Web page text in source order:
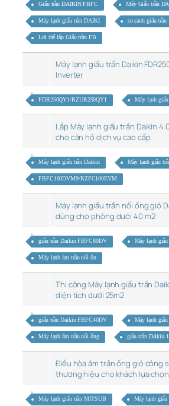
Giấu trần DAIKIN FBFC Máy Giấu trần
Máy lạnh giấu trần DAIKI so sánh giấu
Lợi thế lắp Giấu trần FB
Máy lạnh giấu trần Daikin
Inverter
FDR250QY1/RZUR250QY1 Máy lạnh
Lắp Máy lạnh giấu trần Daikin
cho căn hộ dịch vụ cao cấp
Máy lạnh giấu trần Daikin Máy lạnh giấu
FBFC100DVM9/RZFC100EVM
Máy lạnh giấu trần nối ống gió
dùng cho phòng dưới 40 m2
giấu trần Daikin FBFC60DV Máy lạnh
Máy lạnh âm trần nối ốn
Thi công Máy lạnh giấu trần
diện tích dưới 25m2
giấu trần Daikin FBFC40DV Máy lạnh
Máy lạnh âm trần nối ống giấu trần Daikin
Điều hòa âm trần ống gió công
thương hiệu cho khách lựa chọn
Máy lạnh giấu trần MITSUB Máy lạnh